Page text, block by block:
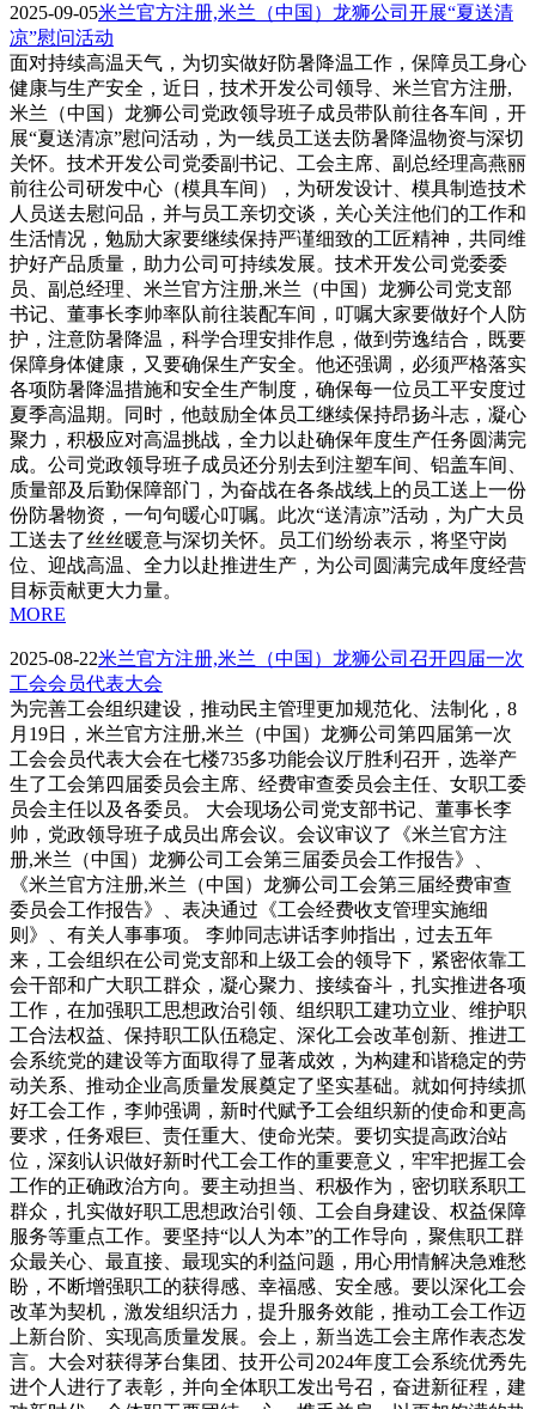
2025-09-05米兰官方注册,米兰（中国）龙狮公司开展“夏送清
凉”慰问活动
面对持续高温天气，为切实做好防暑降温工作，保障员工身心
健康与生产安全，近日，技术开发公司领导、米兰官方注册,
米兰（中国）龙狮公司党政领导班子成员带队前往各车间，开
展“夏送清凉”慰问活动，为一线员工送去防暑降温物资与深切
关怀。技术开发公司党委副书记、工会主席、副总经理高燕丽
前往公司研发中心（模具车间），为研发设计、模具制造技术
人员送去慰问品，并与员工亲切交谈，关心关注他们的工作和
生活情况，勉励大家要继续保持严谨细致的工匠精神，共同维
护好产品质量，助力公司可持续发展。技术开发公司党委委
员、副总经理、米兰官方注册,米兰（中国）龙狮公司党支部
书记、董事长李帅率队前往装配车间，叮嘱大家要做好个人防
护，注意防暑降温，科学合理安排作息，做到劳逸结合，既要
保障身体健康，又要确保生产安全。他还强调，必须严格落实
各项防暑降温措施和安全生产制度，确保每一位员工平安度过
夏季高温期。同时，他鼓励全体员工继续保持昂扬斗志，凝心
聚力，积极应对高温挑战，全力以赴确保年度生产任务圆满完
成。公司党政领导班子成员还分别去到注塑车间、铝盖车间、
质量部及后勤保障部门，为奋战在各条战线上的员工送上一份
份防暑物资，一句句暖心叮嘱。此次“送清凉”活动，为广大员
工送去了丝丝暖意与深切关怀。员工们纷纷表示，将坚守岗
位、迎战高温、全力以赴推进生产，为公司圆满完成年度经营
目标贡献更大力量。
MORE
2025-08-22米兰官方注册,米兰（中国）龙狮公司召开四届一次
工会会员代表大会
为完善工会组织建设，推动民主管理更加规范化、法制化，8
月19日，米兰官方注册,米兰（中国）龙狮公司第四届第一次
工会会员代表大会在七楼735多功能会议厅胜利召开，选举产
生了工会第四届委员会主席、经费审查委员会主任、女职工委
员会主任以及各委员。 大会现场公司党支部书记、董事长李
帅，党政领导班子成员出席会议。会议审议了《米兰官方注
册,米兰（中国）龙狮公司工会第三届委员会工作报告》、
《米兰官方注册,米兰（中国）龙狮公司工会第三届经费审查
委员会工作报告》、表决通过《工会经费收支管理实施细
则》、有关人事事项。 李帅同志讲话李帅指出，过去五年
来，工会组织在公司党支部和上级工会的领导下，紧密依靠工
会干部和广大职工群众，凝心聚力、接续奋斗，扎实推进各项
工作，在加强职工思想政治引领、组织职工建功立业、维护职
工合法权益、保持职工队伍稳定、深化工会改革创新、推进工
会系统党的建设等方面取得了显著成效，为构建和谐稳定的劳
动关系、推动企业高质量发展奠定了坚实基础。就如何持续抓
好工会工作，李帅强调，新时代赋予工会组织新的使命和更高
要求，任务艰巨、责任重大、使命光荣。要切实提高政治站
位，深刻认识做好新时代工会工作的重要意义，牢牢把握工会
工作的正确政治方向。要主动担当、积极作为，密切联系职工
群众，扎实做好职工思想政治引领、工会自身建设、权益保障
服务等重点工作。要坚持“以人为本”的工作导向，聚焦职工群
众最关心、最直接、最现实的利益问题，用心用情解决急难愁
盼，不断增强职工的获得感、幸福感、安全感。要以深化工会
改革为契机，激发组织活力，提升服务效能，推动工会工作迈
上新台阶、实现高质量发展。会上，新当选工会主席作表态发
言。大会对获得茅台集团、技开公司2024年度工会系统优秀先
进个人进行了表彰，并向全体职工发出号召，奋进新征程，建